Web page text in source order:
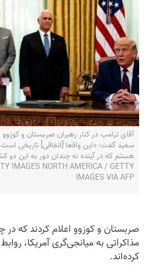
آقای ترامپ در کنار رهبران صربستان و
سفید گفت: «این واقعا [اتفاقی] تاریخی
هستم که در آینده نه چندان دور به این دو
IMAGES NORTH AMERICA / GETTY
IMAGES VIA AFP
صربستان و کوزوو اعلام کردند که در
مذاکراتی به میانجی‌گری آمریکا،
کرده‌اند.